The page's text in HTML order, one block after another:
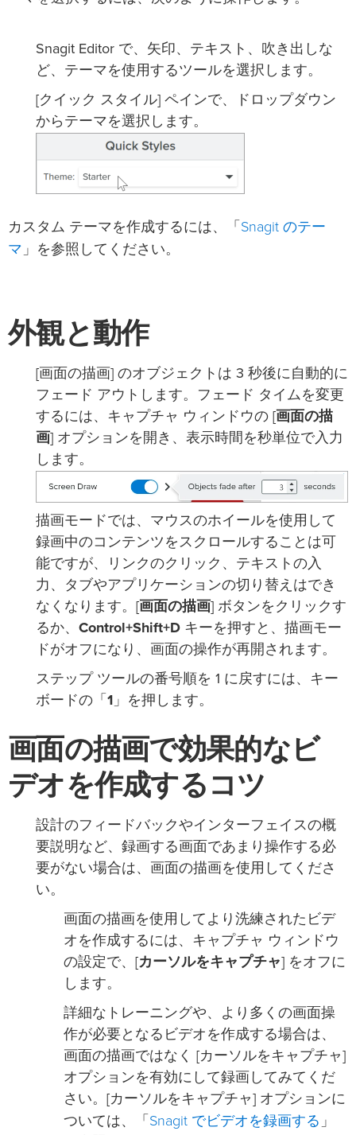
Snagit Editor で、矢印、テキスト、吹き出しな
ど、テーマを使用するツールを選択します。
[クイック スタイル] ペインで、ドロップダウン
からテーマを選択します。
カスタム テーマを作成するには、「 Snagit のテー
マ 」を参照してください。
外観と動作
[画面の描画] のオブジェクトは 3 秒後に自動的に
フェード アウトします。フェード タイムを変更
するには、キャプチャ ウィンドウの [画面の描
画] オプションを開き、表示時間を秒単位で入力
します。
描画モードでは、マウスのホイールを使用して
録画中のコンテンツをスクロールすることは可
能ですが、リンクのクリック、テキストの入
力、タブやアプリケーションの切り替えはでき
なくなります。[ 画面の描画 ] ボタンをクリックす
るか、 Control+Shift+D キーを押すと、描画モー
ドがオフになり、画面の操作が再開されます。
ステップ ツールの番号順を 1 に戻すには、キー
ボードの「 1 」を押します。
画面の描画で効果的なビ
デオを作成するコツ
設計のフィードバックやインターフェイスの概
要説明など、録画する画面であまり操作する必
要がない場合は、画面の描画を使用してくださ
い。
画面の描画を使用してより洗練されたビデ
オを作成するには、キャプチャ ウィンドウ
の設定で、[
カーソルをキャプチャ
] をオフに
します。
詳細なトレーニングや、より多くの画面操
作が必要となるビデオを作成する場合は、
画面の描画ではなく [カーソルをキャプチャ]
オプションを有効にして録画してみてくだ
さい。[カーソルをキャプチャ] オプションに
ついては、「 Snagit でビデオを録画する 」